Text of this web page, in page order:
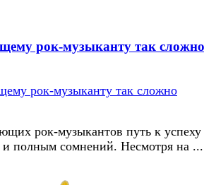
рок-музыканту так сложно
рок-музыкантов путь к успеху
и полным сомнений. Несмотря на ...